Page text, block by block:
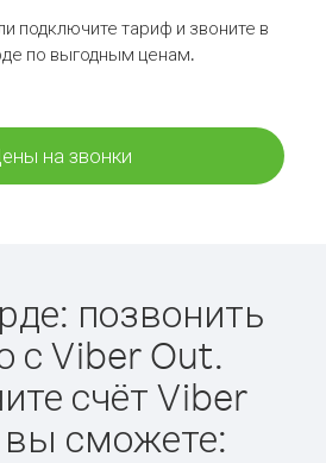
подключите тариф и звоните в
по выгодным ценам.
на звонки
позвонить
с Viber Out.
счёт Viber
сможете: